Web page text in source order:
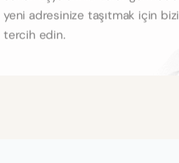
yeni adresinize taşıtmak için bizi
tercih edin.